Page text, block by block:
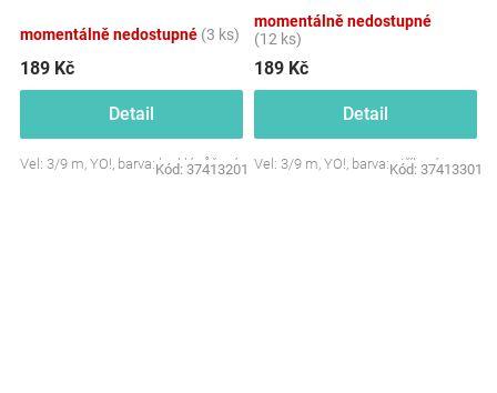
momentálně nedostupné (3 ks)
189 Kč
Detail
Vel: 3/9 m, YO!, barva: lesklá růžová
Kód: 37413201
momentálně nedostupné
(12 ks)
189 Kč
Detail
Vel: 3/9 m, YO!, barva: stříbrná
Kód: 37413301